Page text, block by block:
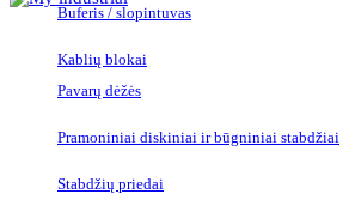
Buferis / slopintuvas
Kablių blokai
Pavarų dėžės
Pramoniniai diskiniai ir būgniniai stabdžiai
Stabdžių priedai